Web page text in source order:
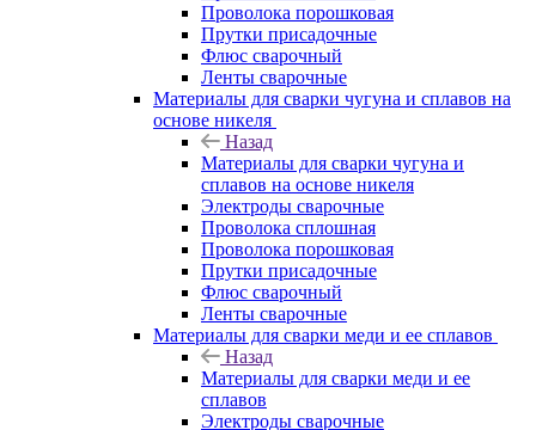
Проволока порошковая
Прутки присадочные
Флюс сварочный
Ленты сварочные
Материалы для сварки чугуна и сплавов на
основе никеля
Назад
Материалы для сварки чугуна и
сплавов на основе никеля
Электроды сварочные
Проволока сплошная
Проволока порошковая
Прутки присадочные
Флюс сварочный
Ленты сварочные
Материалы для сварки меди и ее сплавов
Назад
Материалы для сварки меди и ее
сплавов
Электроды сварочные